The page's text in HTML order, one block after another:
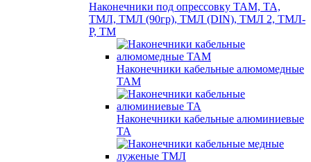
Наконечники под опрессовку ТАМ, ТА,
ТМЛ, ТМЛ (90гр), ТМЛ (DIN), ТМЛ 2, ТМЛ-
Р, ТМ
Наконечники кабельные алюмомедные
ТАМ
Наконечники кабельные алюминиевые
ТА